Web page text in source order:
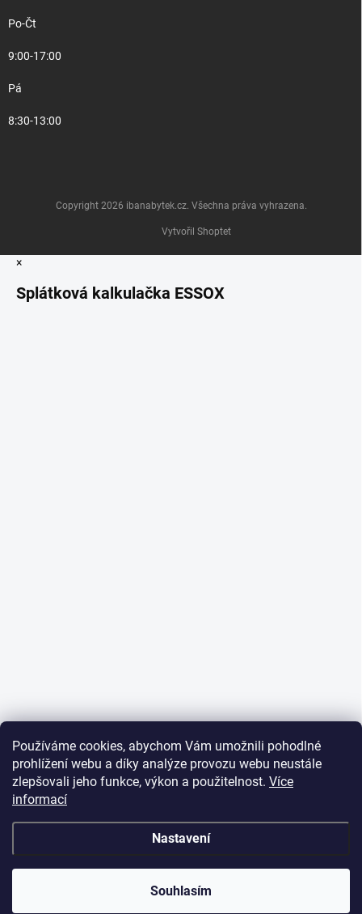
Používáme cookies, abychom Vám umožnili pohodlné
prohlížení webu a díky analýze provozu webu neustále
zlepšovali jeho funkce, výkon a použitelnost. Více
informací
Nastavení
Souhlasím
Po-Čt
9:00-17:00
Pá
8:30-13:00
Vytvořil Shoptet
Copyright 2026 ibanabytek.cz. Všechna práva vyhrazena.
×
Splátková kalkulačka ESSOX